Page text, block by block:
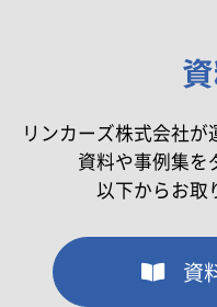
リンカーズ株式会社が
資料や事例集を
以下からお取
資